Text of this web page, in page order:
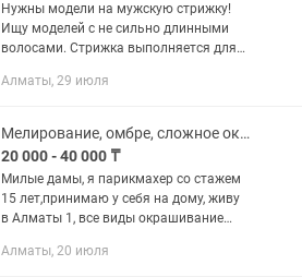
Нужны модели на мужскую стрижку!
Ищу моделей с не сильно длинными
волосами. Стрижка выполняется для
мастера. Стрижка бесплатная.
Алматы, 29 июля
Мелирование, омбре, сложное окрашивание
20 000 - 40 000 ₸
Милые дамы, я парикмахер со стажем
15 лет,принимаю у себя на дому, живу
в Алматы 1, все виды окрашивание
укладки, цены у меня разные ,
Алматы, 20 июля